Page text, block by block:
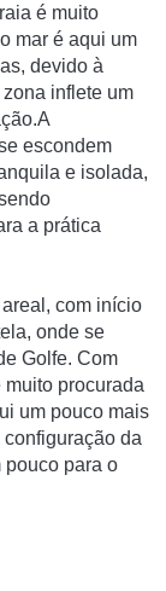
é muito
mar é aqui um
devido à
inflete um
escondem
e isolada,
a prática
com início
onde se
Golfe. Com
muito procurada
um pouco mais
da
pouco para o